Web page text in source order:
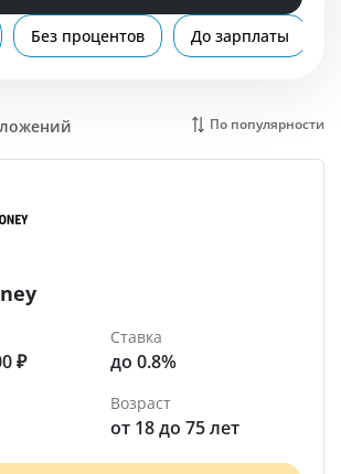
Без процентов До зарплаты
По популярности
₽
Ставка
до 0.8%
Возраст
от 18 до 75 лет